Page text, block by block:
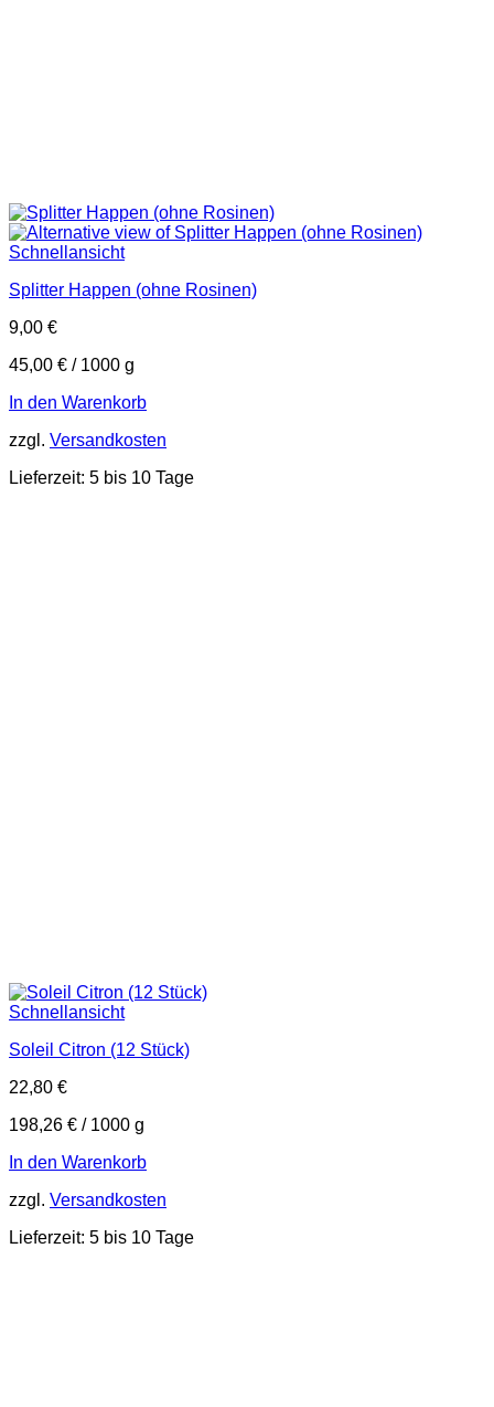
Schnellansicht
Splitter Happen (ohne Rosinen)
9,00 €
45,00 € / 1000 g
In den Warenkorb
zzgl. Versandkosten
Lieferzeit: 5 bis 10 Tage
Schnellansicht
Soleil Citron (12 Stück)
22,80 €
198,26 € / 1000 g
In den Warenkorb
zzgl. Versandkosten
Lieferzeit: 5 bis 10 Tage